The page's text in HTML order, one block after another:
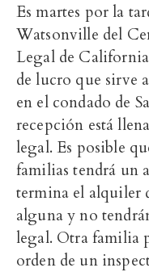
Es martes por la
Watsonville del
Legal de
de lucro que sirve
en el condado de
recepción está
legal. Es posible
familias tendrá un
termina el alquiler
alguna y no
legal. Otra familia
orden de un